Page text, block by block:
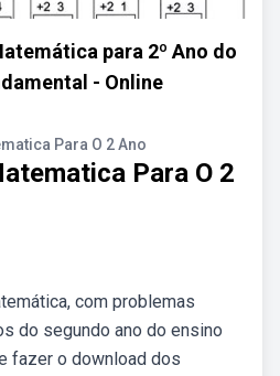
para 2º Ano do
- Online
Para O 2 Ano
Para O 2
com problemas
do segundo ano do ensino
fazer o download dos